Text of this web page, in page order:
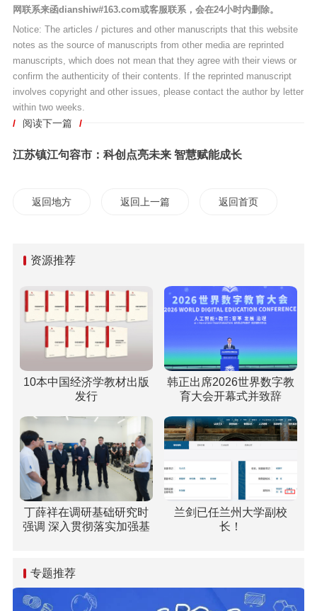
网联系来函dianshiw#163.com或客服联系，会在24小时内删除。
Notice: The articles / pictures and other manuscripts that this website
notes as the source of manuscripts from other media are reprinted
manuscripts, which does not mean that they agree with their views or
confirm the authenticity of their contents. If the reprinted manuscript
involves copyright and other issues, please contact the author by letter
within two weeks.
/ 阅读下一篇 /
江苏镇江句容市：科创点亮未来 智慧赋能成长
返回地方 返回上一篇 返回首页
资源推荐
10本中国经济学教材出版
发行
韩正出席2026世界数字教
育大会开幕式并致辞
丁薛祥在调研基础研究时
强调 深入贯彻落实加强基
新能力
兰剑已任兰州大学副校
长！
专题推荐